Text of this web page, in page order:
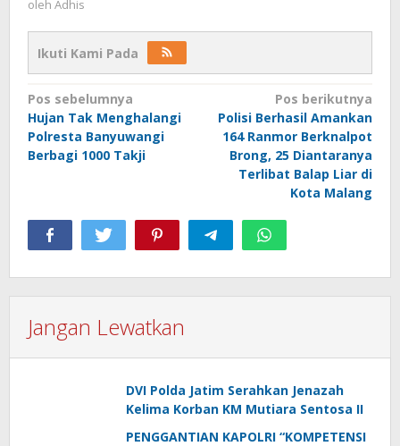
oleh Adhis
Ikuti Kami Pada
Navigasi
pos
Pos sebelumnya
Hujan Tak Menghalangi
Polresta Banyuwangi
Berbagi 1000 Takji
Pos berikutnya
Polisi Berhasil Amankan
164 Ranmor Berknalpot
Brong, 25 Diantaranya
Terlibat Balap Liar di
Kota Malang
Jangan Lewatkan
DVI Polda Jatim Serahkan Jenazah
Kelima Korban KM Mutiara Sentosa II
PENGGANTIAN KAPOLRI “KOMPETENSI